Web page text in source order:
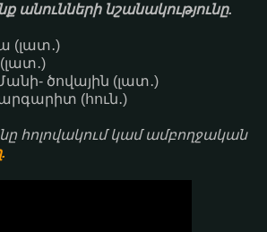
անունների նշանակությունը.
(լատ․)
ծովային (լատ․)
(հուն․)
հոլովակում կամ ամբողջական